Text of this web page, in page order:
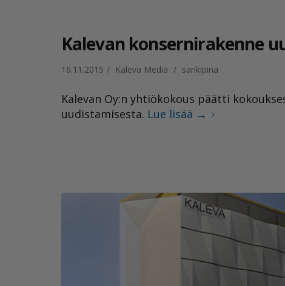
Kalevan konsernirakenne
16.11.2015 / Kaleva Media / sarikipina
Kalevan Oy:n yhtiökokous päätti
uudistamisesta. Lue lisää →